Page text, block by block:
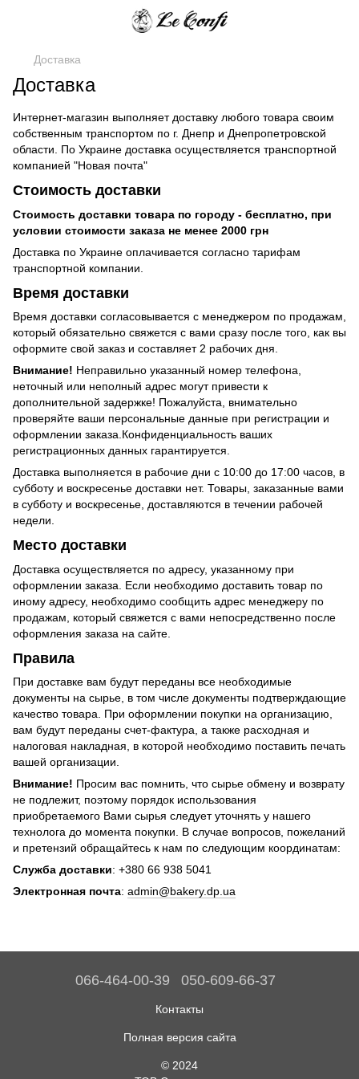
Доставка
Доставка
Интернет-магазин выполняет доставку любого товара своим
собственным транспортом по г. Днепр и Днепропетровской
области. По Украине доставка осуществляется транспортной
компанией "Новая почта"
Стоимость доставки
Стоимость доставки товара по городу - бесплатно, при
условии стоимости заказа не менее 2000 грн
Доставка по Украине оплачивается согласно тарифам
транспортной компании.
Время доставки
Время доставки согласовывается с менеджером по продажам,
который обязательно свяжется с вами сразу после того, как вы
оформите свой заказ и составляет 2 рабочих дня.
Внимание! Неправильно указанный номер телефона,
неточный или неполный адрес могут привести к
дополнительной задержке! Пожалуйста, внимательно
проверяйте ваши персональные данные при регистрации и
оформлении заказа.Конфиденциальность ваших
регистрационных данных гарантируется.
Доставка выполняется в рабочие дни с 10:00 до 17:00 часов, в
субботу и воскресенье доставки нет. Товары, заказанные вами
в субботу и воскресенье, доставляются в течении рабочей
недели.
Место доставки
Доставка осуществляется по адресу, указанному при
оформлении заказа. Если необходимо доставить товар по
иному адресу, необходимо сообщить адрес менеджеру по
продажам, который свяжется с вами непосредственно после
оформления заказа на сайте.
Правила
При доставке вам будут переданы все необходимые
документы на сырье, в том числе документы подтверждающие
качество товара. При оформлении покупки на организацию,
вам будут переданы счет-фактура, а также расходная и
налоговая накладная, в которой необходимо поставить печать
вашей организации.
Внимание! Просим вас помнить, что сырье обмену и возврату
не подлежит, поэтому порядок использования
приобретаемого Вами сырья следует уточнять у нашего
технолога до момента покупки. В случае вопросов, пожеланий
и претензий обращайтесь к нам по следующим координатам:
Служба доставки: +380 66 938 5041
Электронная почта: admin@bakery.dp.ua
066-464-00-39 050-609-66-37
Контакты
Полная версия сайта
© 2024